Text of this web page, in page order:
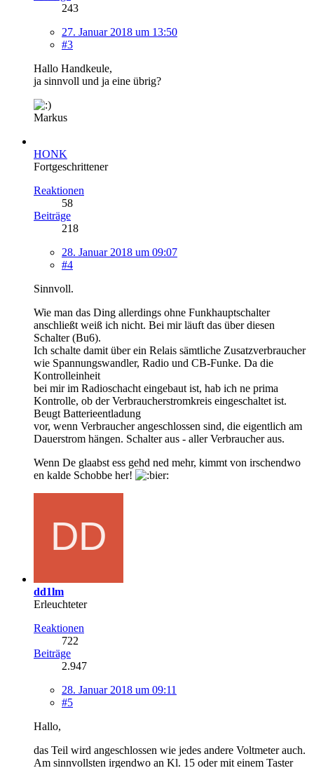
243
27. Januar 2018 um 13:50
#3
Hallo Handkeule,
ja sinnvoll und ja eine übrig?
Markus
HONK
Fortgeschrittener
Reaktionen
58
Beiträge
218
28. Januar 2018 um 09:07
#4
Sinnvoll.
Wie man das Ding allerdings ohne Funkhauptschalter
anschließt weiß ich nicht. Bei mir läuft das über diesen
Schalter (Bu6).
Ich schalte damit über ein Relais sämtliche Zusatzverbraucher
wie Spannungswandler, Radio und CB-Funke. Da die
Kontrolleinheit
bei mir im Radioschacht eingebaut ist, hab ich ne prima
Kontrolle, ob der Verbraucherstromkreis eingeschaltet ist.
Beugt Batterieentladung
vor, wenn Verbraucher angeschlossen sind, die eigentlich am
Dauerstrom hängen. Schalter aus - aller Verbraucher aus.
Wenn De glaabst ess gehd ned mehr, kimmt von irschendwo
en kalde Schobbe her!
dd1lm
Erleuchteter
Reaktionen
722
Beiträge
2.947
28. Januar 2018 um 09:11
#5
Hallo,
das Teil wird angeschlossen wie jedes andere Voltmeter auch.
Am sinnvollsten irgendwo an Kl. 15 oder mit einem Taster